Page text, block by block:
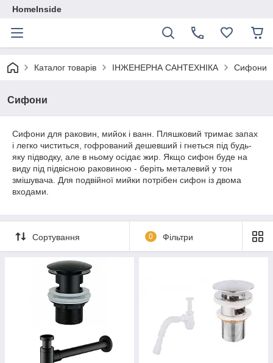
HomeInside
Каталог товарiв ІНЖЕНЕРНА САНТЕХНІКА Сифони
Сифони
Сифони для раковин, мийок і ванн. Пляшковий тримає запах
і легко чиститься, гофрований дешевший і гнеться під будь-
яку підводку, але в ньому осідає жир. Якщо сифон буде на
виду під підвісною раковиною - беріть металевий у тон
змішувача. Для подвійної мийки потрібен сифон із двома
входами.
Сортування 0 Фільтри